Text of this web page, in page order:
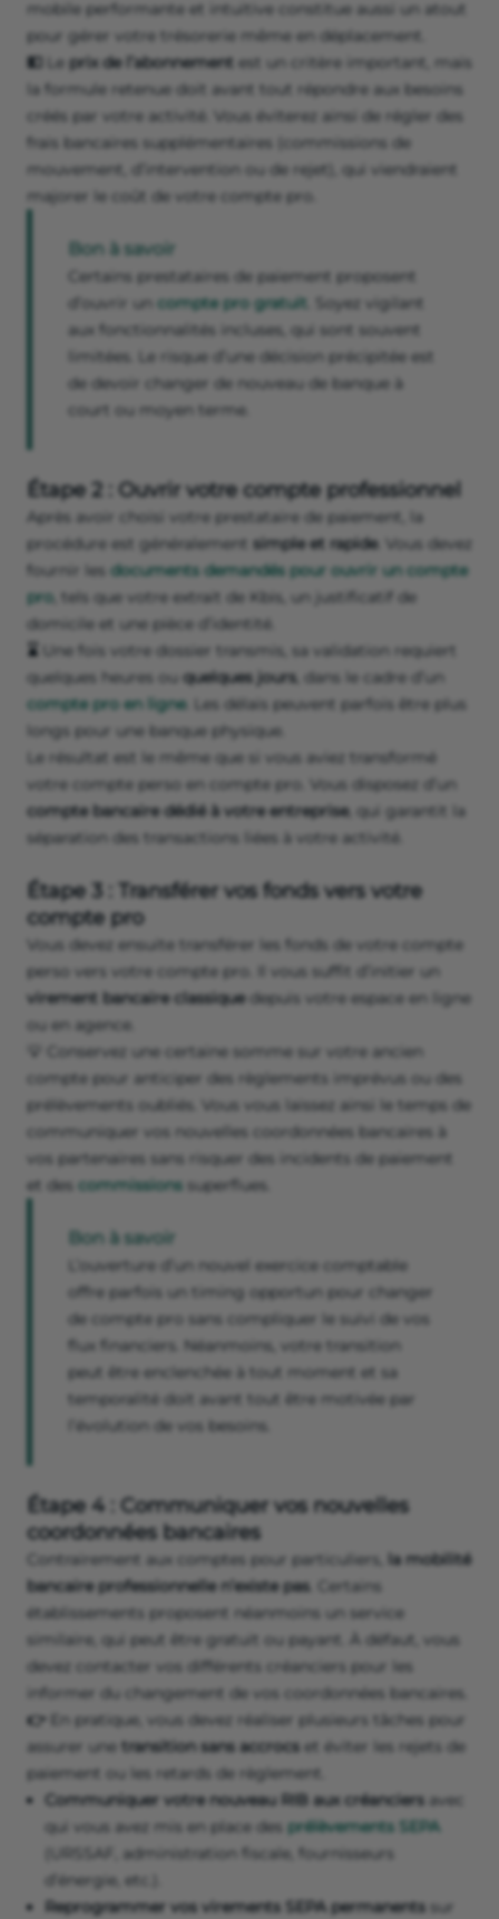
mobile performante et intuitive constitue aussi un atout
pour gérer votre trésorerie même en déplacement.
💵
Le prix de l’abonnement est un critère important, mais
la formule retenue doit avant tout répondre aux besoins
créés par votre activité. Vous éviterez ainsi de régler des
frais bancaires supplémentaires (commissions de
mouvement, d’intervention ou de rejet), qui viendraient
majorer le coût de votre compte pro.
Bon à savoir
Certains prestataires de paiement proposent
d’ouvrir un compte pro gratuit . Soyez vigilant
aux fonctionnalités incluses, qui sont souvent
limitées. Le risque d’une décision précipitée est
de devoir changer de nouveau de banque à
court ou moyen terme.
Étape 2 : Ouvrir votre compte professionnel
Après avoir choisi votre prestataire de paiement, la
procédure est généralement simple et rapide. Vous devez
fournir les documents demandés pour ouvrir un compte
pro, tels que votre extrait de Kbis, un justificatif de
domicile et une pièce d’identité.
⌛
Une fois votre dossier transmis, sa validation requiert
quelques heures ou quelques jours, dans le cadre d’un
compte pro en ligne. Les délais peuvent parfois être plus
longs pour une banque physique.
Le résultat est le même que si vous aviez transformé
votre compte perso en compte pro. Vous disposez d’un
compte bancaire dédié à votre entreprise, qui garantit la
séparation des transactions liées à votre activité.
Étape 3 : Transférer vos fonds vers votre
compte pro
Vous devez ensuite transférer les fonds de votre compte
perso vers votre compte pro. Il vous suffit d’initier un
virement bancaire classiquedepuis votre espace en ligne
ou en agence.
💡 Conservez une certaine somme sur votre ancien
compte pour anticiper des règlements imprévus ou des
prélèvements oubliés. Vous vous laissez ainsi le temps de
communiquer vos nouvelles coordonnées bancaires à
vos partenaires sans risquer des incidents de paiement
et des commissions superflues.
Bon à savoir
L’ouverture d’un nouvel exercice comptable
offre parfois un timing opportun pour changer
de compte pro sans compliquer le suivi de vos
flux financiers. Néanmoins, votre transition
peut être enclenchée à tout moment et sa
temporalité doit avant tout être motivée par
l’évolution de vos besoins.
Étape 4 : Communiquer vos nouvelles
coordonnées bancaires
Contrairement aux comptes pour particuliers, la mobilité
bancaire professionnelle n’existe pas. Certains
établissements proposent néanmoins un service
similaire, qui peut être gratuit ou payant. À défaut, vous
devez contacter vos différents créanciers pour les
informer du changement de vos coordonnées bancaires.
👉
En pratique, vous devez réaliser plusieurs tâches pour
assurer une transition sans accrocs et éviter les rejets de
paiement ou les retards de règlement.
Communiquer votre nouveau RIB aux créanciers avec
qui vous avez mis en place des prélèvements SEPA
(URSSAF, administration fiscale, fournisseurs
d’énergie, etc.).
Reprogrammer vos virements SEPA permanents sur